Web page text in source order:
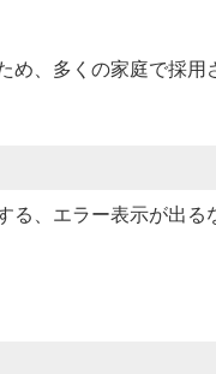
、多くの家庭で採用
、エラー表示が出る